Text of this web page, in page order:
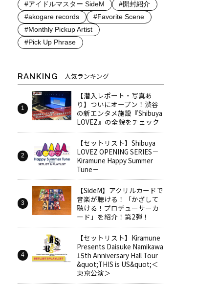
#アイドルマスター SideM
#開封紹介
#akogare records
#Favorite Scene
#Monthly Pickup Artist
#Pick Up Phrase
RANKING 人気ランキング
【潜入レポート・写真あ
り】ついにオープン！渋谷
の新エンタメ施設『Shibuya
LOVEZ』の全貌をチェック
【セットリスト】Shibuya
LOVEZ OPENING SERIES－
Kiramune Happy Summer
Tune－
【SideM】アクリルカードで
音楽が聴ける！「かざして
聴ける！プロデューサーカ
ード」を紹介！第2弾！
【セットリスト】Kiramune
Presents Daisuke Namikawa
15th Anniversary Hall Tour
&quot;THIS is US&quot;＜
東京公演＞